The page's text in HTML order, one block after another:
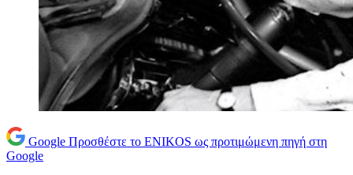
Google Προσθέστε το ENIKOS ως προτιμώμενη πηγή στη
Google